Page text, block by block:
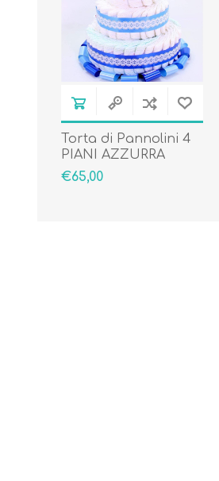
Torta di Pannolini 4
PIANI AZZURRA
€65,00